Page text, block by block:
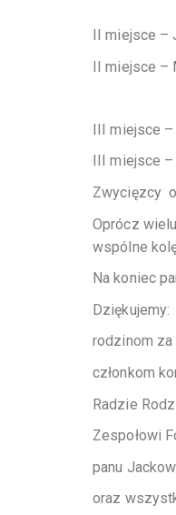
II miejsce –
II miejsce –
III miejsce –
III miejsce
Zwycięzcy
Oprócz
wspólne
Na koniec
Dziękujemy:
rodzinom za
członkom
Radzie
Zespołowi
panu
oraz